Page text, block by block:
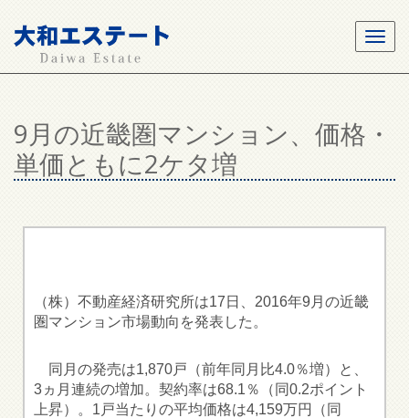
9月の近畿圏マンション、価格・
単価ともに2ケタ増
（株）不動産経済研究所は17日、2016年9月の近畿
圏マンション市場動向を発表した。
同月の発売は1,870戸（前年同月比4.0％増）と、
3ヵ月連続の増加。契約率は68.1％（同0.2ポイント
上昇）。1戸当たりの平均価格は4,159万円（同